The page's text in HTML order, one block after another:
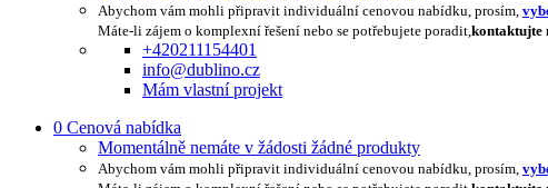
Abychom vám mohli připravit individuální cenovou nabídku, prosím,
Máte-li zájem o komplexní řešení nebo se potřebujete poradit,kontaktujte
+420211154401
info@dublino.cz
Mám vlastní projekt
0 Cenová nabídka
Momentálně nemáte v žádosti žádné produkty
Abychom vám mohli připravit individuální cenovou nabídku, prosím,